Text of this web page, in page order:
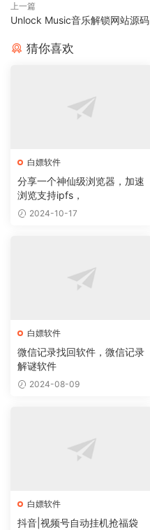
上一篇
Unlock Music音乐解锁网站源码
猜你喜欢
白嫖软件
分享一个神仙级浏览器，加速
浏览支持ipfs，
2024-10-17
白嫖软件
微信记录找回软件，微信记录
解谜软件
2024-08-09
白嫖软件
抖音|视频号自动挂机抢福袋